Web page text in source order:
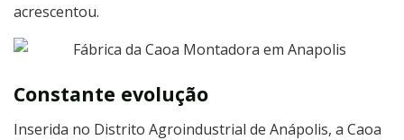
acrescentou.
Constante evolução
Inserida no Distrito Agroindustrial de Anápolis, a Caoa